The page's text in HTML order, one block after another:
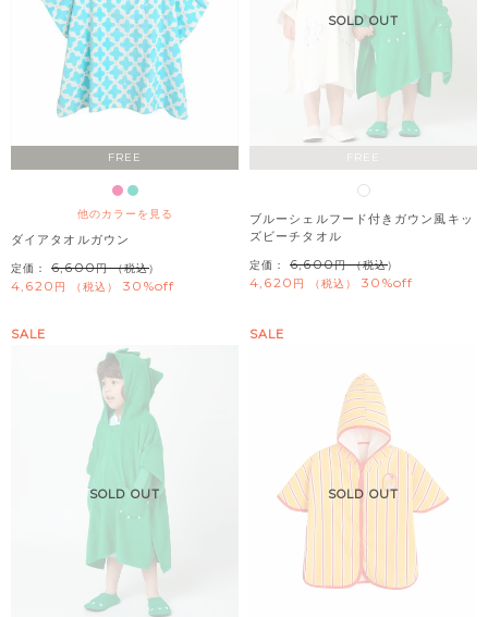
FREE
他のカラーを見る
ダイアタオルガウン
定価： 6,600 （税込）
4,620 税込 30%off
FREE
SOLD OUT
ブルーシェルフード付きガウン風キッ
ズビーチタオル
定価： 6,600 （税込）
4,620 税込 30%off
SOLD OUT
SALE
SOLD OUT
SALE